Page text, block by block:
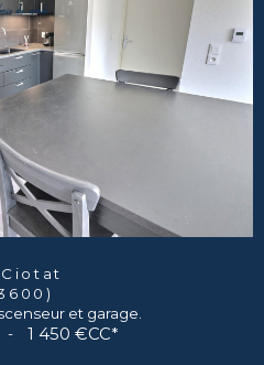
Ciotat
et garage.
- 1 450 €CC*